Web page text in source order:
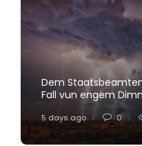
Dem
Fall vun engem
5 days ago 0